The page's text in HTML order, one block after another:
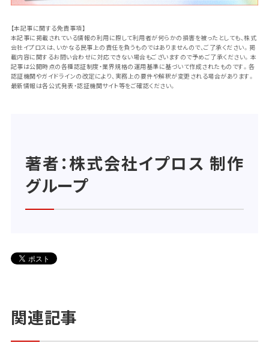
【本記事に関する免責事項】
本記事に掲載されている情報の利用に際して利用者が何らかの損害を被ったとしても、株式
会社イプロスは、いかなる民事上の責任を負うものではありませんので、ご了承ください。掲
載内容に関するお問い合わせに対応できない場合もございますので予めご了承ください。本
記事は公開時点の各種認証制度・業界規格の運用基準に基づいて作成されたものです。各
認証機関やガイドラインの改定により、実務上の要件や解釈が変更される場合があります。
最新情報は各公式発表・認証機関サイト等をご確認ください。
著者：株式会社イプロス 制作
グループ
関連記事